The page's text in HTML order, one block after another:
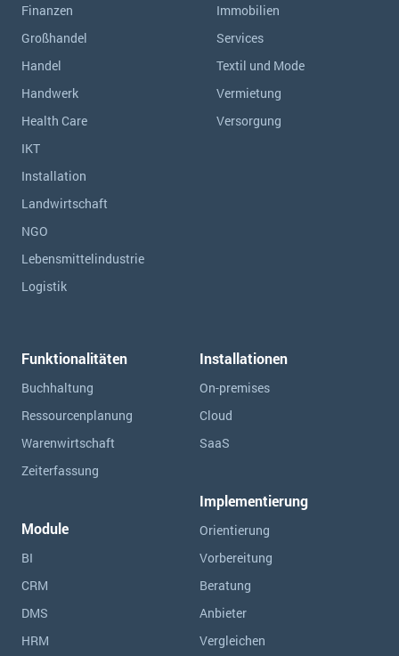
Finanzen
Großhandel
Handel
Handwerk
Health Care
IKT
Installation
Landwirtschaft
NGO
Lebensmittelindustrie
Logistik
Immobilien
Services
Textil und Mode
Vermietung
Versorgung
Funktionalitäten
Buchhaltung
Ressourcen­planung
Warenwirtschaft
Zeiterfassung
Module
BI
CRM
DMS
HRM
Installationen
On-premises
Cloud
SaaS
Implementierung
Orientierung
Vorbereitung
Beratung
Anbieter
Vergleichen